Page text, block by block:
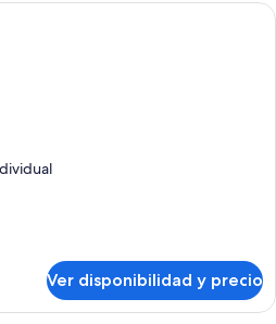
Habitación de hotel con una cama
Ver disponibilidad y precio